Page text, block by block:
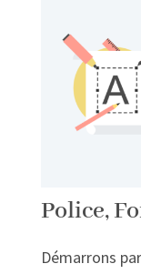
Police,
Démarrons